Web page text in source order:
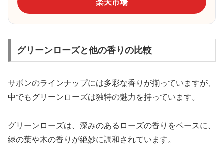
楽天市場
グリーンローズと他の香りの比較
サボンのラインナップには多彩な香りが揃っていますが、
中でもグリーンローズは独特の魅力を持っています。
グリーンローズは、深みのあるローズの香りをベースに、
緑の葉や木の香りが絶妙に調和されています。